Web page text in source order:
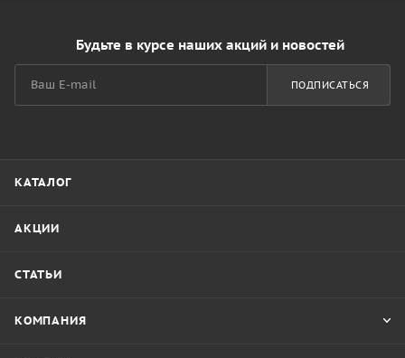
Будьте в курсе наших акций и новостей
ПОДПИСАТЬСЯ
КАТАЛОГ
АКЦИИ
СТАТЬИ
КОМПАНИЯ